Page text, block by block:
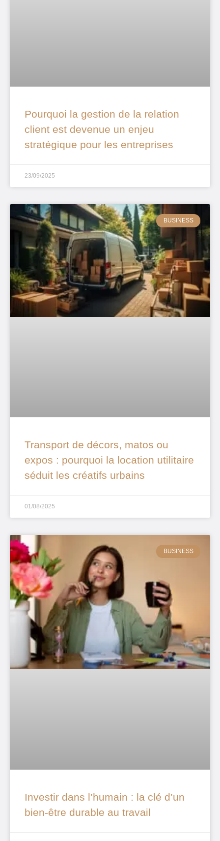
Pourquoi la gestion de la relation
client est devenue un enjeu
stratégique pour les entreprises
23/09/2025
BUSINESS
Transport de décors, matos ou
expos : pourquoi la location utilitaire
séduit les créatifs urbains
01/08/2025
BUSINESS
Investir dans l’humain : la clé d’un
bien-être durable au travail